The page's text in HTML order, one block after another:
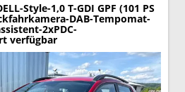
Style-1,0 T-GDI GPF (101 PS
DAB-Tempomat-
2xPDC-
verfügbar